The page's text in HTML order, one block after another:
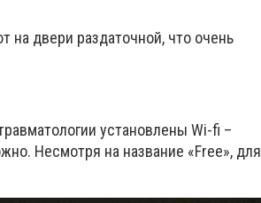
двери раздаточной, что очень
установлены Wi-fi –
Несмотря на название «Free», для